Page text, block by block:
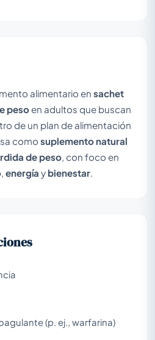
alimentario en sachet
pesoen adultos que buscan
de un plan de alimentación
como suplemento natural
de peso, con foco en
, energía y bienestar.
(p. ej., warfarina)